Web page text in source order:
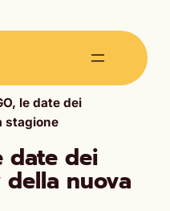
le date dei
stagione
date dei
della nuova